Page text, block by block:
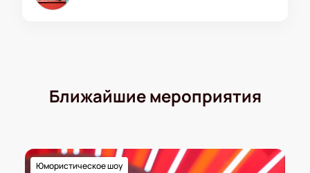
Ближайшие мероприятия
Юмористическое шоу